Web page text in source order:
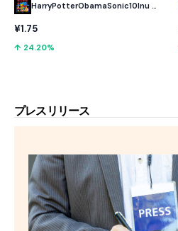
HarryPotterObamaSonic10Inu (ETH)
¥1.75
↑ 24.20%
プレスリリース